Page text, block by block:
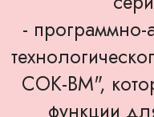
- программно-
СОК-ВМ",
функции